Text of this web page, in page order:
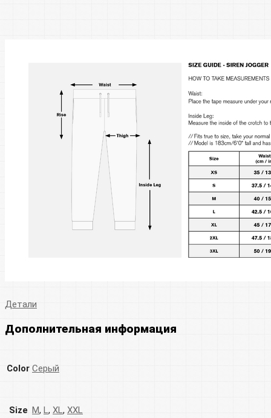
Детали
Дополнительная информация
Color Серый
Size M, L, XL, XXL